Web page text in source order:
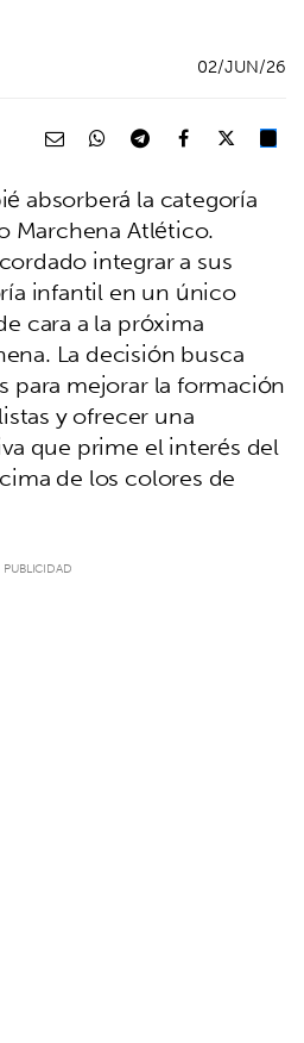
02/JUN/26
absorberá la categoría
Marchena Atlético.
integrar a sus
infantil en un único
cara a la próxima
La decisión busca
para mejorar la formación
y ofrecer una
que prime el interés del
de los colores de